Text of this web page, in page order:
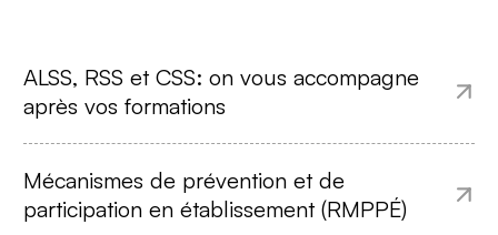
ALSS, RSS et CSS: on vous accompagne
après vos formations
Mécanismes de prévention et de
participation en établissement (RMPPÉ)